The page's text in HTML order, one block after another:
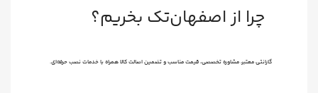
چرا از اصفهان‌تک بخریم؟
گارانتی معتبر، مشاوره تخصصی، قیمت مناسب و تضمین اصالت کالا همراه با خدمات نصب حرفه‌ای.